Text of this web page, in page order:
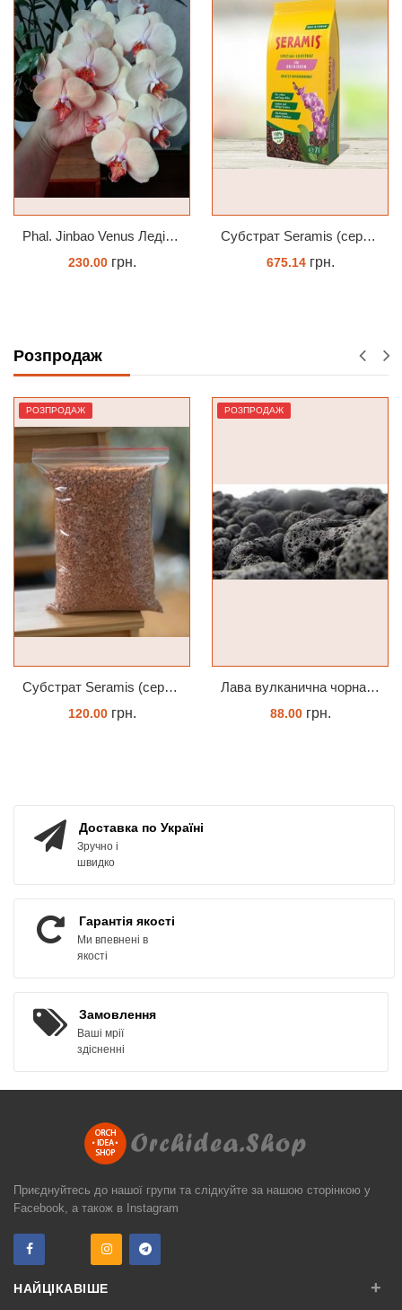
Phal. Jinbao Venus Леді Мармелад 1.7 (торфстакан) Субстрат Seramis (серамис) для орхідей 7 л заводське пакування
675.14 65.00
Розпродаж
РОЗПРОДАЖ
Субстрат Seramis (серамис) універсальний - гранульована глина стандартного разміра для всіх рослин 1 л
120.00грн.
РОЗПРОДАЖ
Лава вулканична чорна 10-25 мм 1 л
88.00грн.
Доставка по Україні
Зручно і
швидко
Гарантія якості
Ми впевнені в
якості
Замовлення
Ваші мрії
здісненні
Приєднуйтесь до нашої групи та слідкуйте за нашою сторінкою у
Facebook, а також в Instagram
НАЙЦІКАВІШЕ +